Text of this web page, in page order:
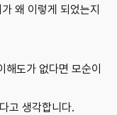
왜 이렇게 되었는지
도가 없다면 모순이
고 생각합니다.